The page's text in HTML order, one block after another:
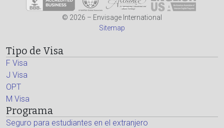
© 2026 – Envisage International
Sitemap
Tipo de Visa
F Visa
J Visa
OPT
M Visa
Programa
Seguro para estudiantes en el extranjero